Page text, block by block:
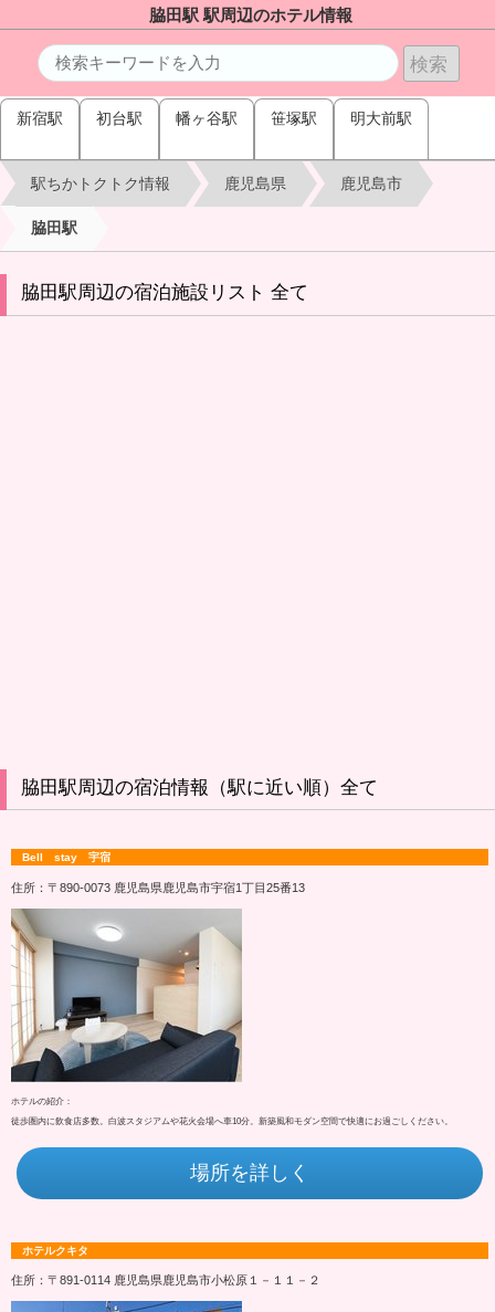
脇田駅 駅周辺のホテル情報
新宿駅 初台駅 幡ヶ谷駅 笹塚駅 明大前駅
駅ちかトクトク情報 鹿児島県 鹿児島市
脇田駅
脇田駅周辺の宿泊施設リスト 全て
脇田駅周辺の宿泊情報（駅に近い順）全て
Bell stay 宇宿
住所：〒890-0073 鹿児島県鹿児島市宇宿1丁目25番13
ホテルの紹介：
徒歩圏内に飲食店多数。白波スタジアムや花火会場へ車10分。新築風和モダン空間で快適にお過ごしください。
場所を詳しく
ホテルクキタ
住所：〒891-0114 鹿児島県鹿児島市小松原１－１１－２